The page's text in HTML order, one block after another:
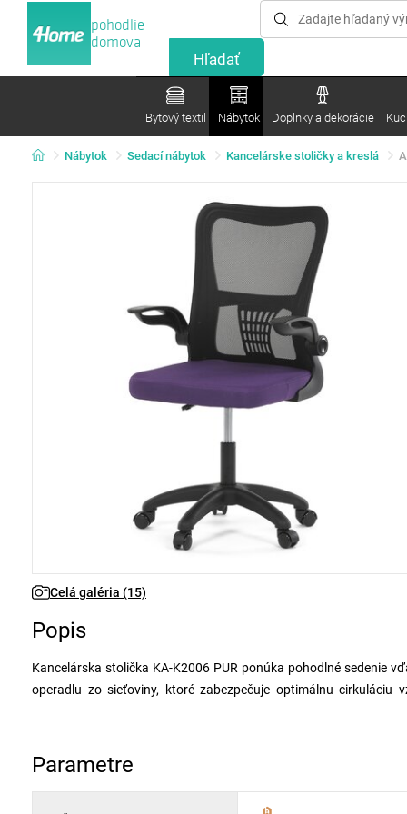
pohodlie
domova
Bytový textil Nábytok Doplnky a dekorácie
Nábytok Sedací nábytok Kancelárske stoličky a kreslá
Celá galéria (15)
Popis
Kancelárska stolička KA-K2006 PUR ponúka pohodlné sedenie
operadlu zo sieťoviny, ktoré zabezpečuje optimálnu cirkuláciu
prispieva k ergonómii a individuálnemu prispôsobeniu podľa
držanie tela a znižuje únavu chrbta. Stabilná plastová základňa s
rôznych typoch podláh.
Parametre